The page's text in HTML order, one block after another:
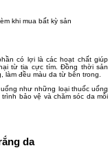
khi mua bất kỳ sản
có lợi là các hoạt chất giúp
từ tia cực tím. Đồng thời sản
đều màu da từ bên trong.
như những loại thuốc uống
bảo vệ và chăm sóc da mỗi
da